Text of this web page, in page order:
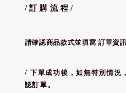
/ 訂 購 流 程 /
請確認商品款式並填寫 訂單資
/ 下單成功後，如無特別情況
認訂單。